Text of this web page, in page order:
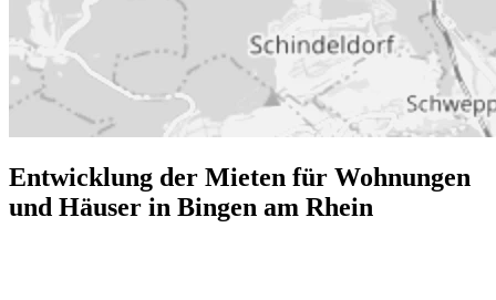
Entwicklung der Mieten für Wohnungen
und Häuser in Bingen am Rhein